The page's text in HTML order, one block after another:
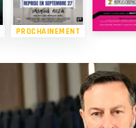
PROCHAINEMENT